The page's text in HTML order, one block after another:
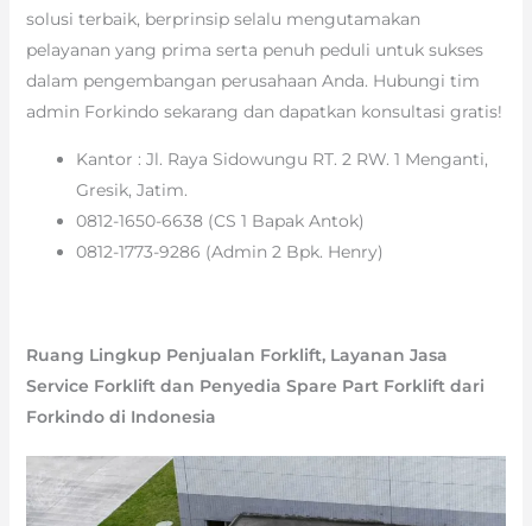
solusi terbaik, berprinsip selalu mengutamakan
pelayanan yang prima serta penuh peduli untuk sukses
dalam pengembangan perusahaan Anda. Hubungi tim
admin Forkindo sekarang dan dapatkan konsultasi gratis!
Kantor : Jl. Raya Sidowungu RT. 2 RW. 1 Menganti,
Gresik, Jatim.
0812-1650-6638 (CS 1 Bapak Antok)
0812-1773-9286 (Admin 2 Bpk. Henry)
Ruang Lingkup Penjualan Forklift, Layanan Jasa
Service Forklift dan Penyedia Spare Part Forklift dari
Forkindo di Indonesia